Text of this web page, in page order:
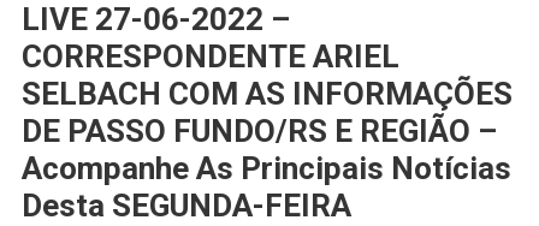
LIVE 27-06-2022 –
CORRESPONDENTE ARIEL
SELBACH COM AS INFORMAÇÕES
DE PASSO FUNDO/RS E REGIÃO –
Acompanhe As Principais Notícias
Desta SEGUNDA-FEIRA